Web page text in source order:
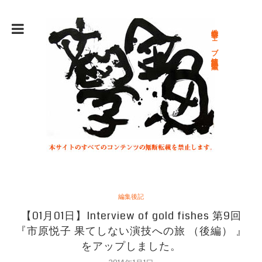
総合文学ウェブ情報誌 文学金魚
編集後記
【01月01日】Interview of gold fishes 第9回
『市原悦子 果てしない演技への旅 （後編） 』
をアップしました。